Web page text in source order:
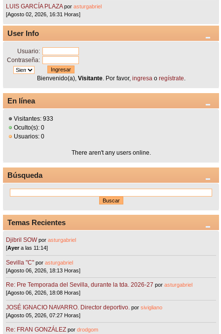
LUIS GARCÍA PLAZA porasturgabriel
[Agosto 02, 2026, 16:31 Horas]
User Info
Usuario:
Contraseña:
Bienvenido(a), Visitante. Por favor, ingresao regístrate.
En línea
Visitantes: 933
Oculto(s): 0
Usuarios: 0
There aren't any users online.
Búsqueda
Temas Recientes
Djibril SOW porasturgabriel
[Ayera las 11:14]
Sevilla "C"porasturgabriel
[Agosto 06, 2026, 18:13 Horas]
Re: Pre Temporada del Sevilla, durante la tda. 2026-27 porasturgabriel
[Agosto 06, 2026, 18:08 Horas]
JOSÉ IGNACIO NAVARRO. Director deportivo. porsivigliano
[Agosto 05, 2026, 07:27 Horas]
Re: FRAN GONZÁLEZ pordrodgom